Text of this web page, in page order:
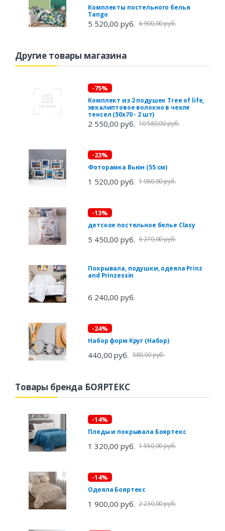
Комплекты постельного белья
Tango
5 520,00 руб. 6 900,00 руб.
Другие товары магазина
-75%
Комплект из 2 подушек Tree of life,
эвкалиптовое волокно в чехле
тенсел (50х70 - 2 шт)
2 550,00 руб. 10 580,00 руб.
-23%
Фоторамка Вьюн (55 см)
1 520,00 руб. 1 980,00 руб.
-13%
детское постельное белье Clasy
5 450,00 руб. 6 270,00 руб.
Покрывала, подушки, одеяла Prinz
and Prinzessin
6 240,00 руб.
-24%
Набор форм Круг (Набор)
440,00 руб. 580,00 руб.
Товары бренда БОЯРТЕКС
-14%
Пледы и покрывала Бояртекс
1 320,00 руб. 1 550,00 руб.
-14%
Одеяла Бояртекс
1 900,00 руб. 2 230,00 руб.